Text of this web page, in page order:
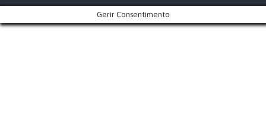
Gerir Consentimento